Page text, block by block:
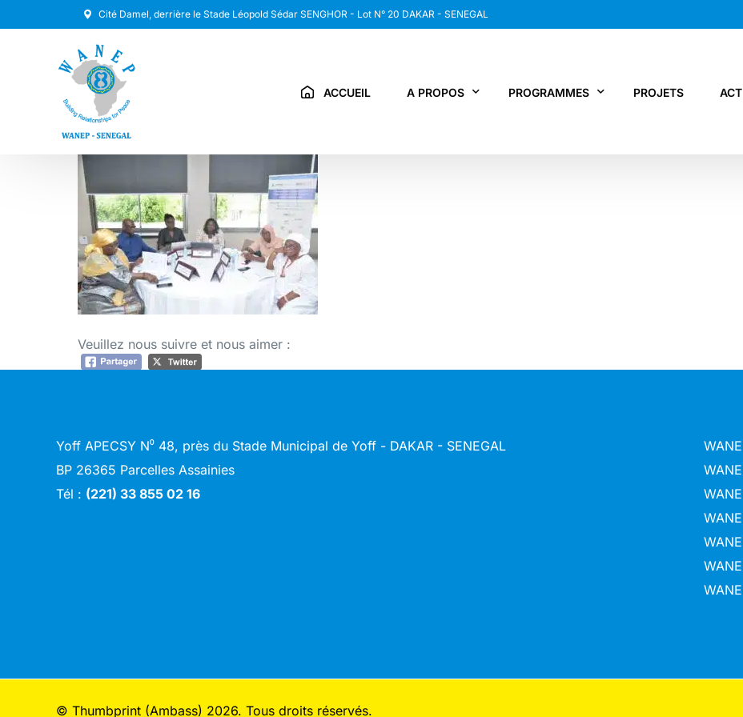
Cité Damel, derrière le Stade Léopold Sédar SENGHOR - Lot N° 20 DAKAR - SENEGAL
ACCUEIL A PROPOS PROGRAMMES PROJETS
Veuillez nous suivre et nous aimer :
Yoff APECSY N⁰ 48, près du Stade Municipal de Yoff - DAKAR - SENEGAL
BP 26365 Parcelles Assainies
Tél : (221) 33 855 02 16
© Thumbprint (Ambass) 2026. Tous droits réservés.